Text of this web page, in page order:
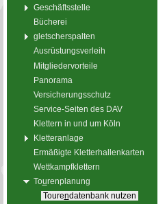
Geschäftsstelle
Bücherei
gletscherspalten
Ausrüstungsverleih
Mitgliedervorteile
Panorama
Versicherungsschutz
Service-Seiten des DAV
Klettern in und um Köln
Kletteranlage
Ermäßigte Kletterhallenkarten
Wettkampfklettern
Tourenplanung
Tourendatenbank nutzen